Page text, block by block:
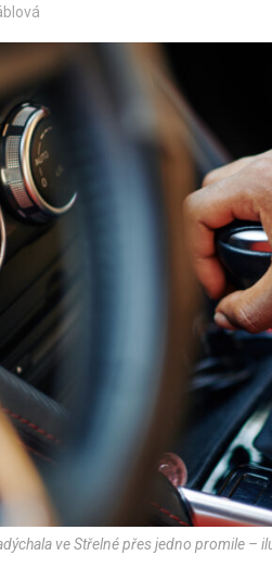
ve Střelné přes jedno promile –